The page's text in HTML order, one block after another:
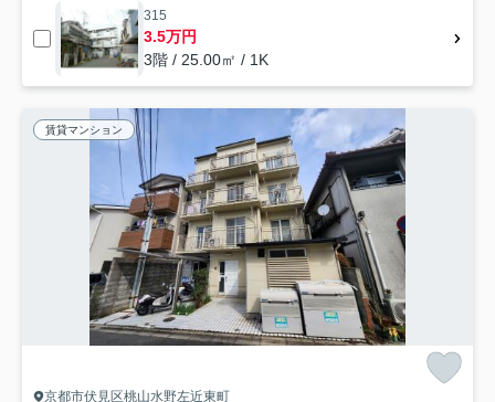
315
3.5万円
3階 / 25.00㎡ / 1K
賃貸マンション
京都市伏見区桃山水野左近東町